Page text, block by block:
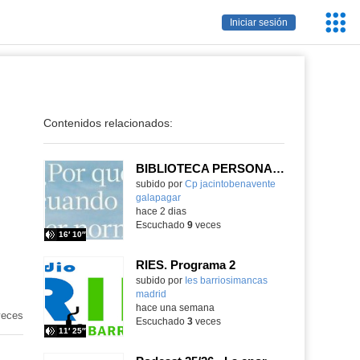
Iniciar sesión
Contenidos relacionados:
BIBLIOTECA PERSONAL 9: ¿Por qué ser feliz cuando puedes ser normal?
Contenido educativo.
subido por Cp jacintobenavente
galapagar
16′ 10″
-
hace 2 dias
Escuchado 9veces
RIES. Programa 2
Contenido educativo.
subido por Ies barriosimancas
madrid
11′ 25″
hace una semana
Escuchado 3veces